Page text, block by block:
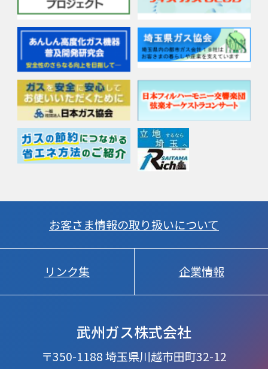
武州ガス株式会社
〒350-1188 埼玉県川越市田町32-12
お客さま情報の取り扱いについて
リンク集 企業情報